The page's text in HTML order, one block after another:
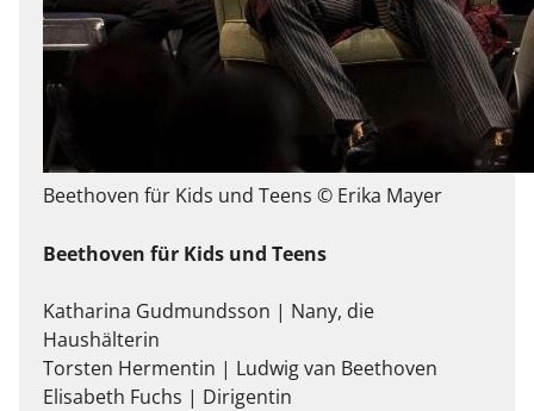
Beethoven für Kids und Teens © Erika Mayer
Beethoven für Kids und Teens
Katharina Gudmundsson | Nany, die
Haushälterin
Torsten Hermentin | Ludwig van Beethoven
Elisabeth Fuchs | Dirigentin